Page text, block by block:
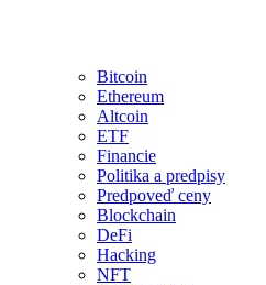
Bitcoin
Ethereum
Altcoin
ETF
Financie
Politika a predpisy
Predpoveď ceny
Blockchain
DeFi
Hacking
NFT